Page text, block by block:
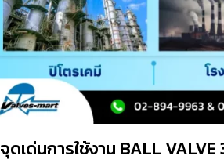
จุดเด่นการใช้งาน BALL